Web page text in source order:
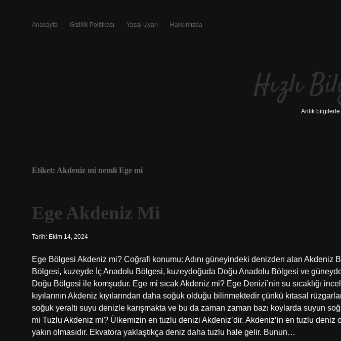
Anasayfa Gizlilik Politikası Yasal Uyarı Hakkımızda
Hızlı
Anlık
Etiket: Akdeniz mi nemli Ege mi
Ege Akdeniz Mi
Tarih: Ekim 14, 2024
Ege Bölgesi Akdeniz mi? Coğrafi konumu: Adını güneyindeki denizden alan Akdeniz
Bölgesi, kuzeyde İç Anadolu Bölgesi, kuzeydoğuda Doğu Anadolu Bölgesi ve
Doğu Bölgesi ile komşudur. Ege mi sıcak Akdeniz mi? Ege Denizi’nin su sıcaklığı
kıyılarının Akdeniz kıyılarından daha soğuk olduğu bilinmektedir çünkü kıtasal
soğuk yeraltı suyu denizle karışmakta ve bu da zaman zaman bazı koylarda suyun
mi Tuzlu Akdeniz mi? Ülkemizin en tuzlu denizi Akdeniz’dir. Akdeniz’in en tuzlu deniz
yakın olmasıdır. Ekvatora yaklaştıkça deniz daha tuzlu hale gelir. Bunun…